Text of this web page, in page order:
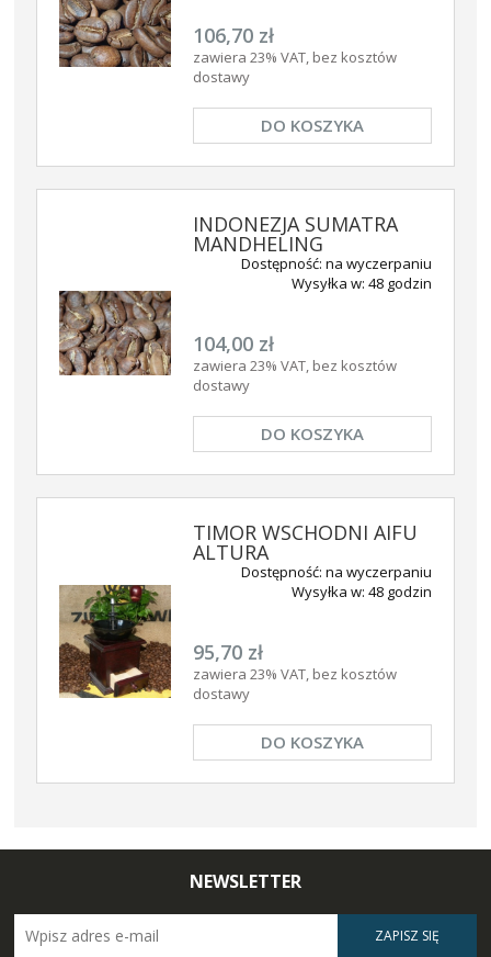
106,70 zł
zawiera 23% VAT, bez kosztów
dostawy
DO KOSZYKA
INDONEZJA SUMATRA
MANDHELING
Dostępność: na wyczerpaniu
Wysyłka w: 48 godzin
104,00 zł
zawiera 23% VAT, bez kosztów
dostawy
DO KOSZYKA
TIMOR WSCHODNI AIFU
ALTURA
Dostępność: na wyczerpaniu
Wysyłka w: 48 godzin
95,70 zł
zawiera 23% VAT, bez kosztów
dostawy
DO KOSZYKA
NEWSLETTER
ZAPISZ SIĘ